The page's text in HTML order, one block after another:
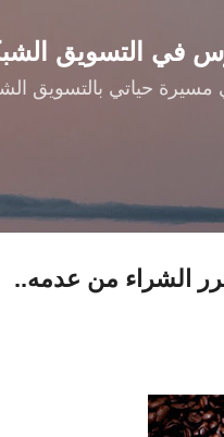
في التسويق
مسيرة حياتي بالتسويق
الشراء من عدمه..